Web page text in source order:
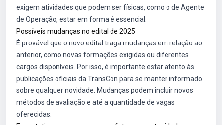
exigem atividades que podem ser físicas, como o de Agente
de Operação, estar em forma é essencial.
Possíveis mudanças no edital de 2025
É provável que o novo edital traga mudanças em relação ao
anterior, como novas formações exigidas ou diferentes
cargos disponíveis. Por isso, é importante estar atento às
publicações oficiais da TransCon para se manter informado
sobre qualquer novidade. Mudanças podem incluir novos
métodos de avaliação e até a quantidade de vagas
oferecidas.